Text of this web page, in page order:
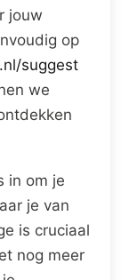
jouw
op
suggest
we
in om je
je van
is cruciaal
nog meer